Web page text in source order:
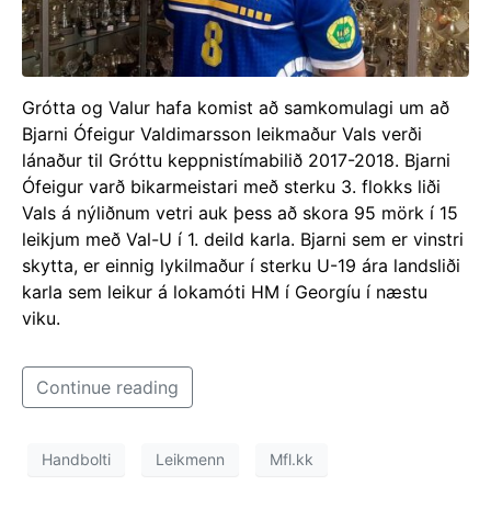
Grótta og Valur hafa komist að samkomulagi um að
Bjarni Ófeigur Valdimarsson leikmaður Vals verði
lánaður til Gróttu keppnistímabilið 2017-2018. Bjarni
Ófeigur varð bikarmeistari með sterku 3. flokks liði
Vals á nýliðnum vetri auk þess að skora 95 mörk í 15
leikjum með Val-U í 1. deild karla. Bjarni sem er vinstri
skytta, er einnig lykilmaður í sterku U-19 ára landsliði
karla sem leikur á lokamóti HM í Georgíu í næstu
viku.
Continue reading
Handbolti Leikmenn Mfl.kk